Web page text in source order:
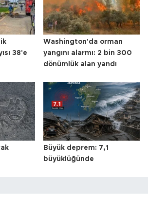
38'e
Washington'da orman
yangını alarmı: 2 bin 300
dönümlük alan yandı
Büyük deprem: 7,1
büyüklüğünde